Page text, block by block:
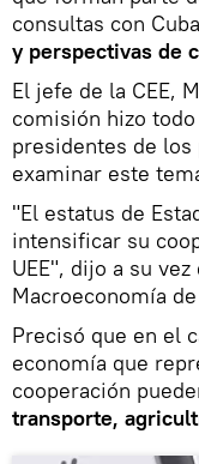
consultas con
y perspectivas de
El jefe de la CEE,
comisión hizo
presidentes de
examinar este
"El estatus de
intensificar su
UEE", dijo a su
Macroeconomía
Precisó que en el
economía que
cooperación
transporte,